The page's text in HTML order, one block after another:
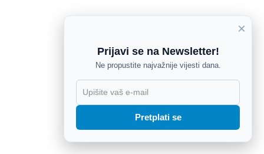
×
Prijavi se na Newsletter!
Ne propustite najvažnije vijesti dana.
Pretplati se